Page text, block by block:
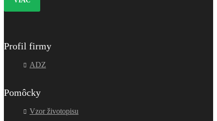
Profil firmy
ADZ
Pomôcky
Vzor životopisu